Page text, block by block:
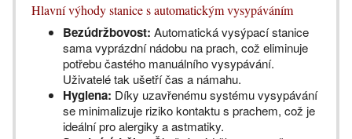
Hlavní výhody stanice s automatickým vysypáváním
Bezúdržbovost: Automatická vysýpací stanice
sama vyprázdní nádobu na prach, což eliminuje
potřebu častého manuálního vysypávání.
Uživatelé tak ušetří čas a námahu.
Hygiena: Díky uzavřenému systému vysypávání
se minimalizuje riziko kontaktu s prachem, což je
ideální pro alergiky a astmatiky.